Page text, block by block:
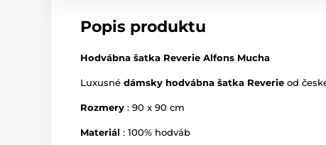
Popis produktu
Hodvábna šatka Reverie Alfons Mucha
Luxusné dámsky hodvábna šatka Reverie od
Rozmery : 90 x 90 cm
Materiál : 100% hodváb